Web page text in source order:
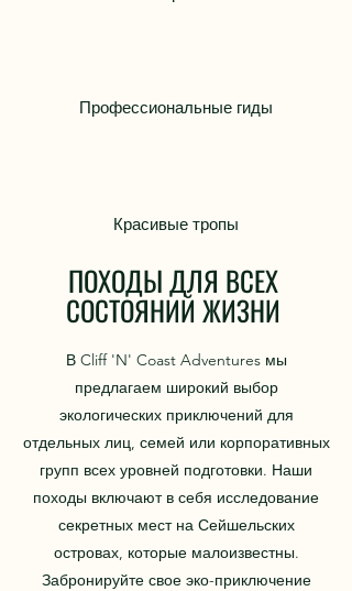
Профессиональные гиды
Красивые тропы
ПОХОДЫ ДЛЯ ВСЕХ
СОСТОЯНИЙ ЖИЗНИ
В Cliff 'N' Coast Adventures мы
предлагаем широкий выбор
экологических приключений для
отдельных лиц, семей или корпоративных
групп всех уровней подготовки. Наши
походы включают в себя исследование
секретных мест на Сейшельских
островах, которые малоизвестны.
Забронируйте свое эко-приключение